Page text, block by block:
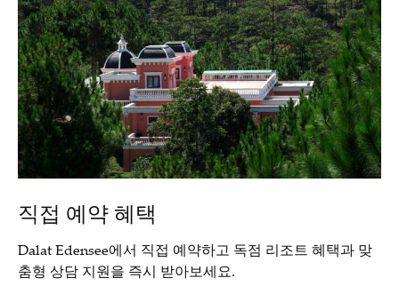
직접 예약 혜택
Dalat Edensee에서 직접 예약하고 독점 리조트 혜택과 맞
춤형 상담 지원을 즉시 받아보세요.